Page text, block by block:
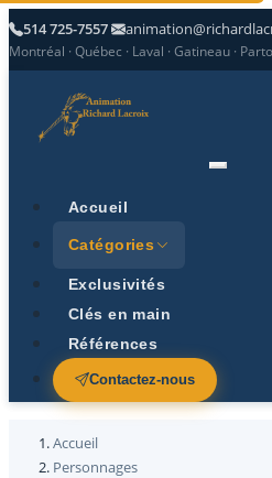
514 725-7557
Montréal · Québec · Laval · Gatineau ·
Accueil
Catégories
Exclusivités
Clés en main
Références
Contactez-nous
Accueil
Personnages